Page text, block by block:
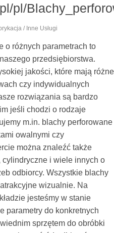
pl/
/ Inne Usługi
o różnych parametrach to
przedsiębiorstwa.
jakości, które mają różne
czy indywidualnych
rozwiązania są bardzo
jeśli chodzi o rodzaje
m.in. blachy perforowane
owalnymi czy
można znaleźć także
cylindryczne i wiele innych o
odbiorcy. Wszystkie blachy
wizualnie. Na
jesteśmy w stanie
parametry do konkretnych
sprzętem do obróbki